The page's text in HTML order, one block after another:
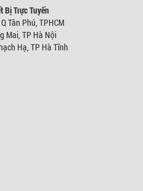
Hoàng Mai, TP Hà Nội
Thiết Bị Trực Tuyến
Bị Trực Tuyến
Tân Phú, TPHCM
Mai, TP Hà Nội
Hạ, TP Hà Tĩnh